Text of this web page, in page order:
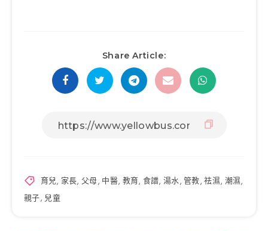
Share Article:
育兒, 家長, 父母, 中醫, 教育, 食譜, 湯水,管教,祛濕, 潮濕,
親子, 兒童